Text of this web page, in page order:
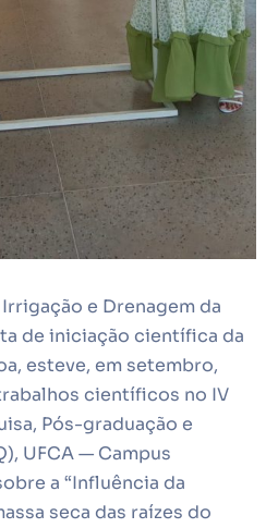
e Drenagem da
de iniciação científica da
esteve, em setembro,
científicos no IV
Pós-graduação e
UFCA — Campus
a “Influência da
seca das raízes do